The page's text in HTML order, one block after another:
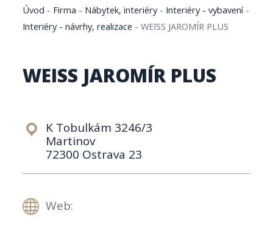
Úvod - Firma - Nábytek, interiéry- Interiéry - vybavení-
Interiéry - návrhy, realizace -WEISS JAROMÍR PLUS
WEISS JAROMÍR PLUS
K Tobulkám 3246/3
Martinov
72300 Ostrava 23
Web: